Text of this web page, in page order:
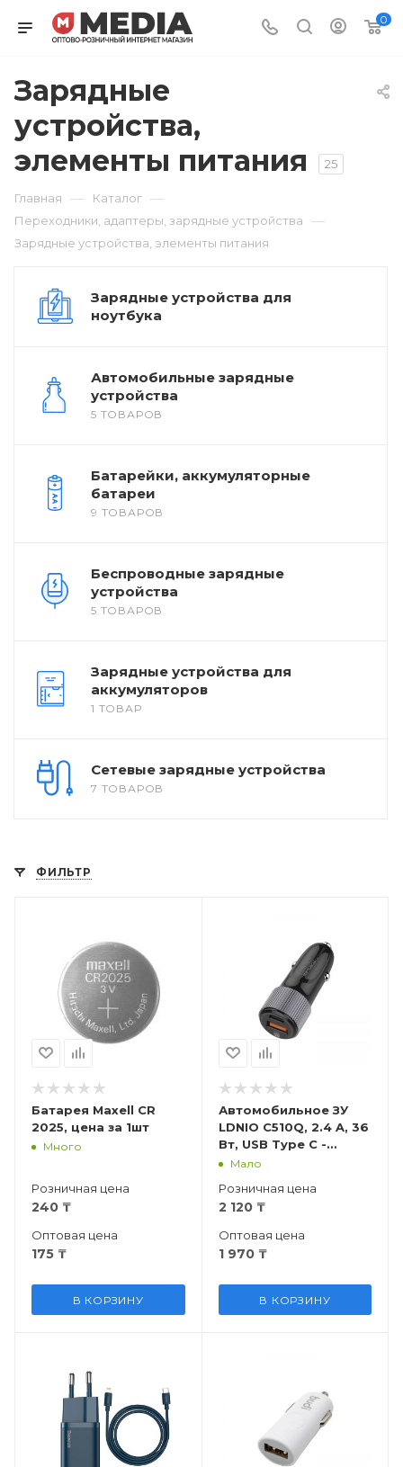
0
Зарядные
устройства,
элементы питания
25
Главная — Каталог —
Переходники, адаптеры, зарядные устройства —
Зарядные устройства, элементы питания
Зарядные устройства для
ноутбука
Автомобильные зарядные
устройства
5 ТОВАРОВ
Батарейки, аккумуляторные
батареи
9 ТОВАРОВ
Беспроводные зарядные
устройства
5 ТОВАРОВ
Зарядные устройства для
аккумуляторов
1 ТОВАР
Сетевые зарядные устройства
7 ТОВАРОВ
ФИЛЬТР
Батарея Maxell CR
2025, цена за 1шт
Много
Розничная цена
240 ₸
Оптовая цена
175 ₸
В КОРЗИНУ
Автомобильное ЗУ
LDNIO C510Q, 2.4 A, 36
Вт, USB Type C -
Lightning - 1 м
Мало
Розничная цена
2 120₸
Оптовая цена
1 970₸
В КОРЗИНУ